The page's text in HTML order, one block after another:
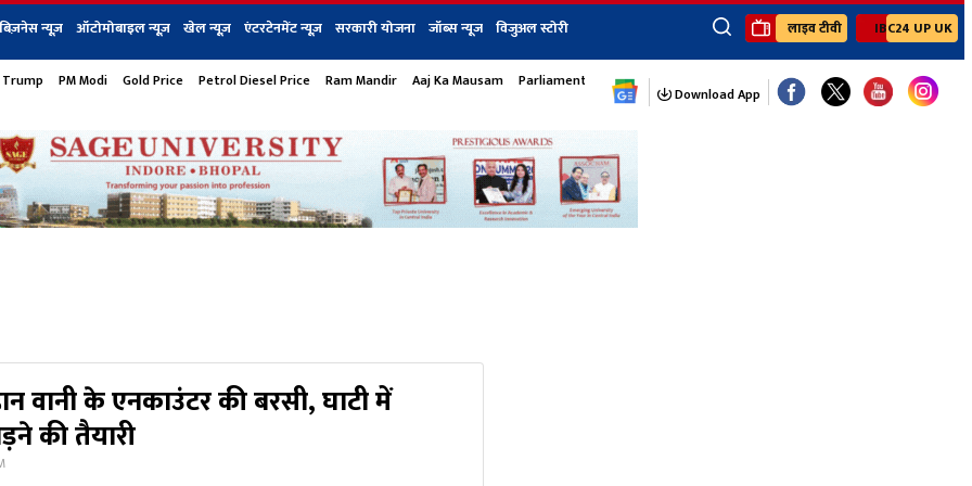
बिज़नेस न्यूज़ ऑटोमोबाइल न्यूज़ खेल न्यूज़ एंटरटेनमेंट न्यूज़ सरकारी योजना जॉब्स न्यूज विजुअल स्टोरी
×
बिज़नेस टेक न्यूज धर्म ऑटोमोबाइल एंटरटेनमेंट खेल जॉब्स न्यूज Youtube Channels
लाइव टीवी IBC24 UP UK
PM Modi Gold Price Petrol Diesel Price Ram Mandir Aaj Ka Mausam Parliament Monsoon Session
Download App
वानी के एनकाउंटर की बरसी, घाटी में
की तैयारी